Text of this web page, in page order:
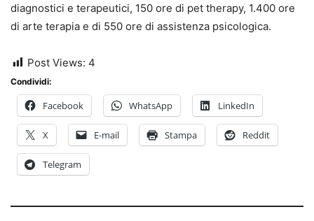
diagnostici e terapeutici, 150 ore di pet therapy, 1.400 ore
di arte terapia e di 550 ore di assistenza psicologica.
Post Views: 4
Condividi:
Facebook WhatsApp LinkedIn
X E-mail Stampa Reddit
Telegram